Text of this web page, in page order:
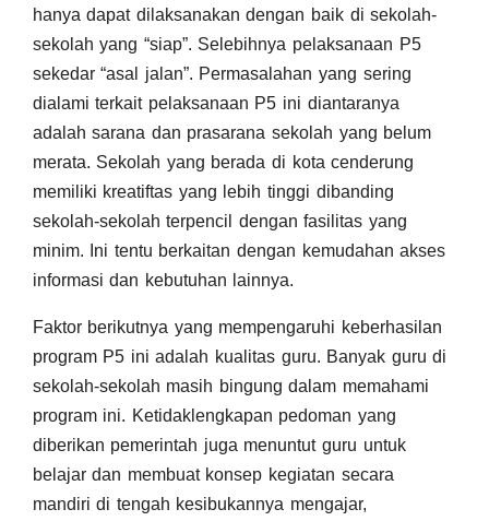
hanya dapat dilaksanakan dengan baik di sekolah-
sekolah yang “siap”. Selebihnya pelaksanaan P5
sekedar “asal jalan”. Permasalahan yang sering
dialami terkait pelaksanaan P5 ini diantaranya
adalah sarana dan prasarana sekolah yang belum
merata. Sekolah yang berada di kota cenderung
memiliki kreatiftas yang lebih tinggi dibanding
sekolah-sekolah terpencil dengan fasilitas yang
minim. Ini tentu berkaitan dengan kemudahan akses
informasi dan kebutuhan lainnya.
Faktor berikutnya yang mempengaruhi keberhasilan
program P5 ini adalah kualitas guru. Banyak guru di
sekolah-sekolah masih bingung dalam memahami
program ini. Ketidaklengkapan pedoman yang
diberikan pemerintah juga menuntut guru untuk
belajar dan membuat konsep kegiatan secara
mandiri di tengah kesibukannya mengajar,